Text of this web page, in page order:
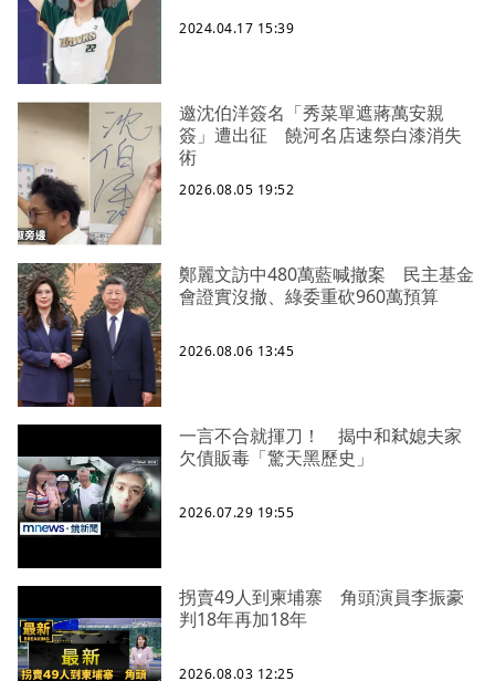
2024.04.17 15:39
邀沈伯洋簽名「秀菜單遮蔣萬安親
簽」遭出征 饒河名店速祭白漆消失
術
2026.08.05 19:52
鄭麗文訪中480萬藍喊撤案 民主基金
會證實沒撤、綠委重砍960萬預算
2026.08.06 13:45
一言不合就揮刀！ 揭中和弒媳夫家
欠債販毒「驚天黑歷史」
2026.07.29 19:55
拐賣49人到柬埔寨 角頭演員李振豪
判18年再加18年
2026.08.03 12:25